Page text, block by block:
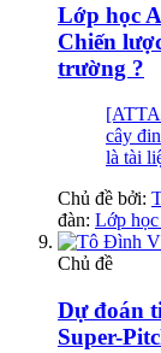
Lớp học
Chiến
trường ?
cây
là tài
Chủ đề bởi:
đàn: Lớp
Chủ đề
Dự đoán
Super-